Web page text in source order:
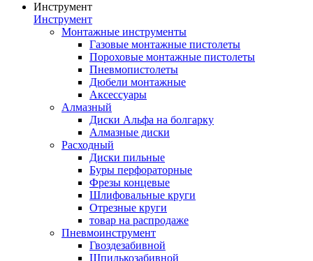
Инструмент
Инструмент
Монтажные инструменты
Газовые монтажные пистолеты
Пороховые монтажные пистолеты
Пневмопистолеты
Дюбели монтажные
Аксессуары
Алмазный
Диски Альфа на болгарку
Алмазные диски
Расходный
Диски пильные
Буры перфораторные
Фрезы концевые
Шлифовальные круги
Отрезные круги
товар на распродаже
Пневмоинструмент
Гвоздезабивной
Шпилькозабивной